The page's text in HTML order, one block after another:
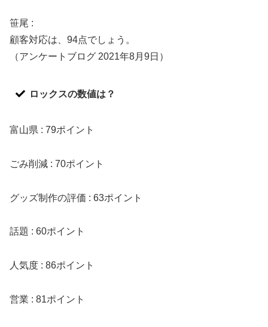
笹尾 :
顧客対応は、94点でしょう。
（アンケートブログ 2021年8月9日）
ロックスの数値は？
富山県 : 79ポイント
ごみ削減 : 70ポイント
グッズ制作の評価 : 63ポイント
話題 : 60ポイント
人気度 : 86ポイント
営業 : 81ポイント